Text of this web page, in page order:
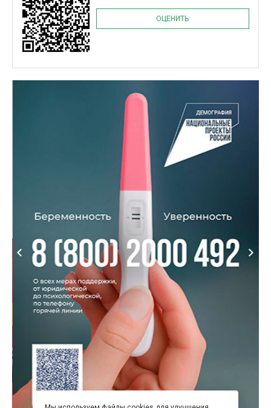
ОЦЕНИТЬ